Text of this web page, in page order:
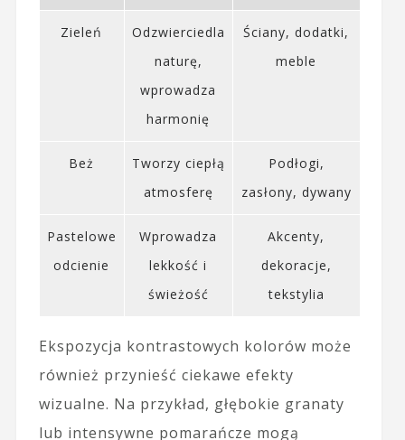
Zieleń
Odzwierciedla
naturę,
wprowadza
harmonię
Ściany, dodatki,
meble
Beż
Tworzy ciepłą
atmosferę
Podłogi,
zasłony, dywany
Pastelowe
odcienie
Wprowadza
lekkość i
świeżość
Akcenty,
dekoracje,
tekstylia
Ekspozycja kontrastowych kolorów może
również przynieść ciekawe efekty
wizualne. Na przykład, głębokie granaty
lub intensywne pomarańcze mogą